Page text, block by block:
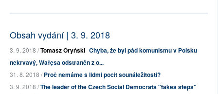
Obsah vydání | 3. 9. 2018
3. 9. 2018 /Tomasz Oryński Chyba, že byl pád komunismu v Polsku
nekrvavý, Wałęsa odstraněn z o...
31. 8. 2018 /Proč nemáme s lidmi pocit sounáležitosti?
3. 9. 2018 /The leader of the Czech Social Democrats "takes steps"